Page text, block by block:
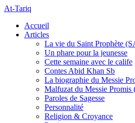
At-Tariq
Accueil
Articles
La vie du Saint Prophète
Un phare pour la jeunesse
Cette semaine avec le calife
Contes Abid Khan Sb
La biographie du Messie
Malfuzat du Messie Promis
Paroles de Sagesse
Personnalité
Religion & Croyance